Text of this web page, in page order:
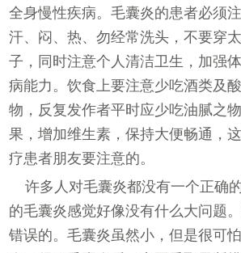
全身慢性疾病。毛囊炎的患者必须
汗、闷、热、勿经常洗头，不要穿
子，同时注意个人清洁卫生，加强
病能力。饮食上要注意少吃酒类及
物，反复发作者平时应少吃油腻之
果，增加维生素，保持大便畅通，
疗患者朋友要注意的。
许多人对毛囊炎都没有一个正确
的毛囊炎感觉好像没有什么大问题
错误的。毛囊炎虽然小，但是很可